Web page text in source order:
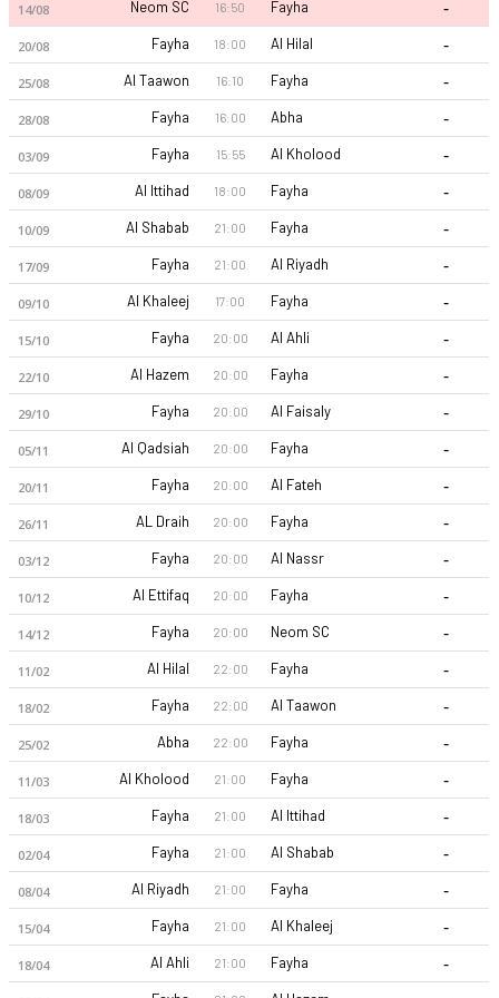
Al Fayha 26-27 sezonu | Pro League'de 1. sırada, 0 puan.
14/08 Neom SC 16:50 Fayha -
20/08 Fayha 18:00 Al Hilal -
25/08 Al Taawon 16:10 Fayha -
28/08 Fayha 16:00 Abha -
03/09 Fayha 15:55 Al Kholood -
08/09 Al Ittihad 18:00 Fayha -
10/09 Al Shabab 21:00 Fayha -
17/09 Fayha 21:00 Al Riyadh -
09/10 Al Khaleej 17:00 Fayha -
15/10 Fayha 20:00 Al Ahli -
22/10 Al Hazem 20:00 Fayha -
29/10 Fayha 20:00 Al Faisaly -
05/11 Al Qadsiah 20:00 Fayha -
20/11 Fayha 20:00 Al Fateh -
26/11 AL Draih 20:00 Fayha -
03/12 Fayha 20:00 Al Nassr -
10/12 Al Ettifaq 20:00 Fayha -
14/12 Fayha 20:00 Neom SC -
11/02 Al Hilal 22:00 Fayha -
18/02 Fayha 22:00 Al Taawon -
25/02 Abha 22:00 Fayha -
11/03 Al Kholood 21:00 Fayha -
18/03 Fayha 21:00 Al Ittihad -
02/04 Fayha 21:00 Al Shabab -
08/04 Al Riyadh 21:00 Fayha -
15/04 Fayha 21:00 Al Khaleej -
18/04 Al Ahli 21:00 Fayha -